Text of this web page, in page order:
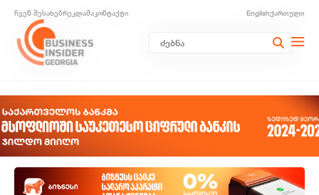
ჩვენ შესახებრეკლამაკონტაქტი Englishქართული